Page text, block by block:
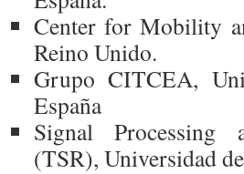
Center for Mobility
Reino Unido.
Grupo CITCEA,
España
Signal Processing
(TSR), Universidad